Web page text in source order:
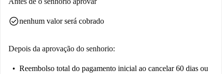
check_circlenenhum valor será cobrado
Depois da aprovação do senhorio:
Reembolso total do pagamento inicial ao cancelar 60 dias ou